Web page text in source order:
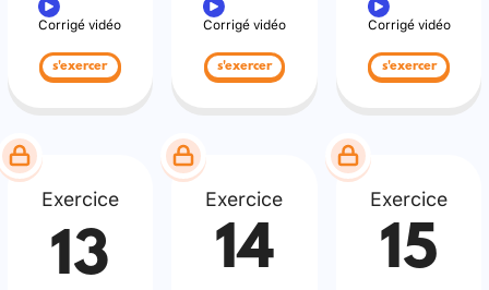
Corrigé vidéo
s'exercer
Corrigé vidéo
s'exercer
Corrigé vidéo
s'exercer
Exercice
13
Exercice
14
Exercice
15